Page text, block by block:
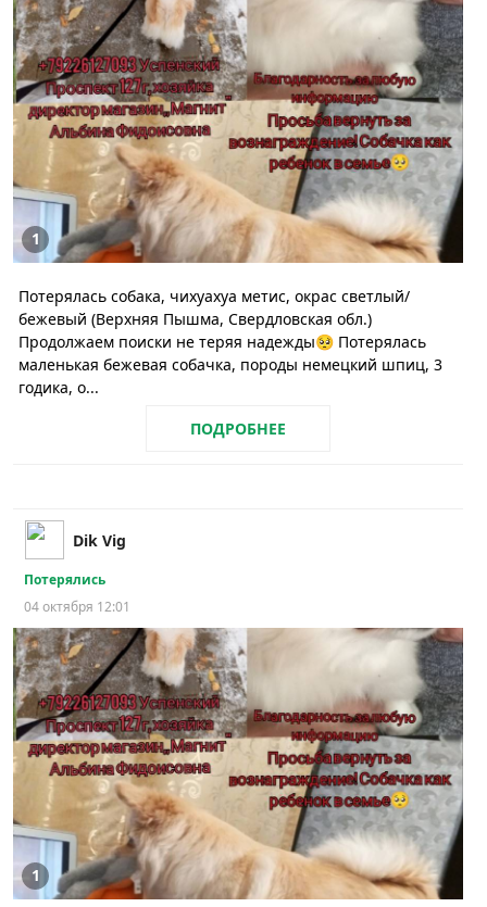
1
Потерялась собака, чихуахуа метис, окрас светлый/
бежевый (Верхняя Пышма, Свердловская обл.)
Продолжаем поиски не теряя надежды🥺 Потерялась
маленькая бежевая собачка, породы немецкий шпиц, 3
годика, о...
ПОДРОБНЕЕ
Dik Vig
Потерялись
04 октября 12:01
1